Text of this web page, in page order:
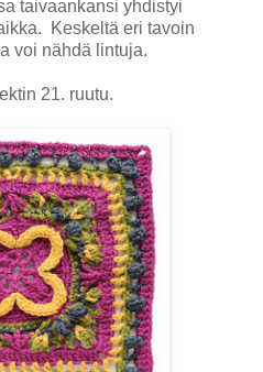
taivaankansi yhdistyi
Keskeltä eri tavoin
voi nähdä lintuja.
21. ruutu.